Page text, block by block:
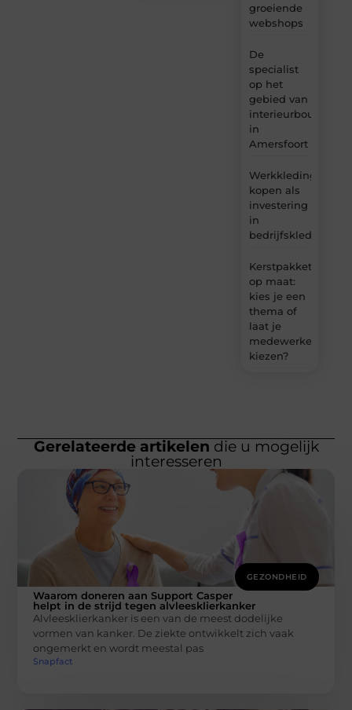
groeiende
webshops
De
specialist
op het
gebied van
interieurbouw
in
Amersfoort
Werkkleding
kopen als
investering
in
bedrijfskleding
Kerstpakket
op maat:
kies je een
thema of
laat je
medewerkers
kiezen?
Gerelateerde artikelen die u mogelijk
interesseren
GEZONDHEID
Waarom doneren aan Support Casper
helpt in de strijd tegen alvleesklierkanker
Alvleesklierkanker is een van de meest dodelijke
vormen van kanker. De ziekte ontwikkelt zich vaak
ongemerkt en wordt meestal pas
Snapfact